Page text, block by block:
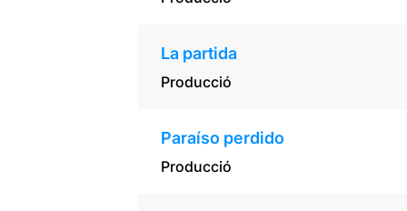
La partida
Producció
Paraíso perdido
Producció